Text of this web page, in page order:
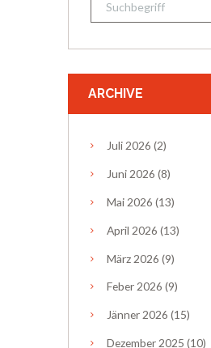
ARCHIVE
Juli 2026 (2)
Juni 2026 (8)
Mai 2026 (13)
April 2026 (13)
März 2026 (9)
Feber2026 (9)
Jänner 2026 (15)
Dezember 2025 (10)